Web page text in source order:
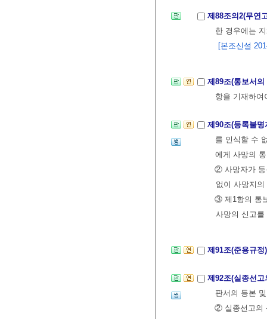
제88조의2(무연
한 경우에는
[본조신설
제89조(통보서
항을 기재하
제90조(등록불
를 인식할 수
에게 사망의
② 사망자가 등
없이 사망지
③ 제1항의 통
사망의 신고
제91조(준용규
제92조(실종선
판서의 등본
② 실종선고의